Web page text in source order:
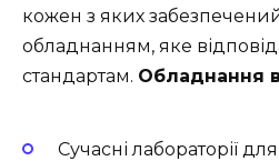
кожен з яких
обладнанням, яке
стандартам. Обладнання
Сучасні лабораторії